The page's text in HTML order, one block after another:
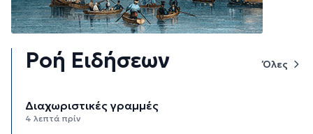
Ροή Ειδήσεων Όλες
Διαχωριστικές γραμμές
4 λεπτά πρίν